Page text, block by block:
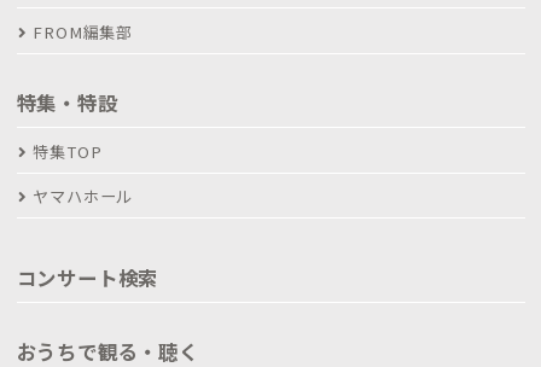
FROM編集部
特集・特設
特集TOP
ヤマハホール
コンサート検索
おうちで観る・聴く